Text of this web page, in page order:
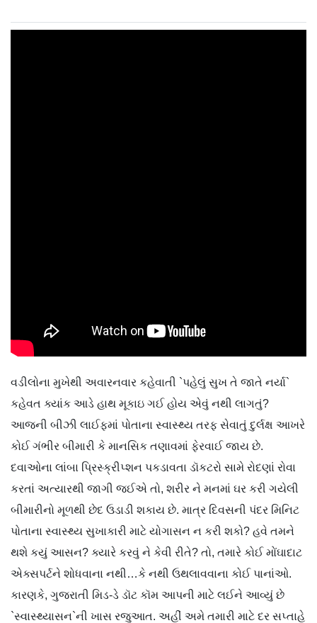
વડીલોના મુખેથી અવારનવાર કહેવાતી `પહેલું સુખ તે જાતે નર્યા`
કહેવત ક્યાંક આડે હાથ મૂકાઇ ગઈ હોય એવું નથી લાગતું?
આજની બીઝી લાઈફમાં પોતાના સ્વાસ્થ્ય તરફ સેવાતું દુર્લક્ષ આખરે
કોઈ ગંભીર બીમારી કે માનસિક તણાવમાં ફેરવાઈ જાય છે.
દવાઓના લાંબા પ્રિસ્ક્રીપ્શન પકડાવતા ડૉકટરો સામે રોદણાં રોવા
કરતાં અત્યારથી જાગી જઈએ તો, શરીર ને મનમાં ઘર કરી ગયેલી
બીમારીનો મૂળથી છેદ ઉડાડી શકાય છે. માત્ર દિવસની પંદર મિનિટ
પોતાના સ્વાસ્થ્ય સુખાકારી માટે યોગાસન ન કરી શકો? હવે તમને
થશે કયું આસન? ક્યારે કરવું ને કેવી રીતે? તો, તમારે કોઈ મોંઘાદાટ
એક્સપર્ટને શોધવાના નથી…કે નથી ઉથલાવવાના કોઈ પાનાંઓ.
કારણકે, ગુજરાતી મિડ-ડે ડૉટ કૉમ આપની માટે લઈને આવ્યું છે
`સ્વાસ્થ્યાસન`ની ખાસ રજુઆત. અહીં અમે તમારી માટે દર સપ્તાહે